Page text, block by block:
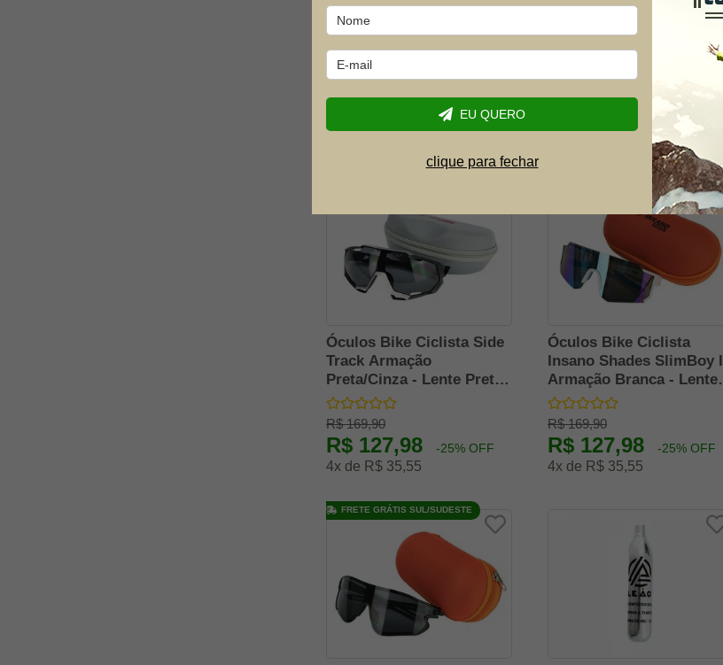
Óculos Bike Ciclista Side
Track Armação
Prata/Preto - Lente Azul
Insano Shades
-25% OFF
4x de R$ 35,55
Óculos Bike Ciclista
Lente Azul Insano Shades
-25% OFF
4x de R$ 35,55
Óculos Bike Ciclista Side
Track Armação
Preta/Cinza - Lente Preta
Insano Shades
R$ 169,90
R$ 127,98 -25% OFF
4x de R$ 35,55
Óculos Bike Ciclista
Insano Shades SlimBoy I
Armação Branca - Lente
Azul
R$ 169,90
R$ 127,98 -25% OFF
4x de R$ 35,55
FRETE GRÁTIS SUL/SUDESTE
FRETE GRÁTIS SUL/SUDESTE
EU QUERO
clique para fechar